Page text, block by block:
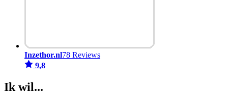
Inzethor.nl78 Reviews
9,8
Ik wil...